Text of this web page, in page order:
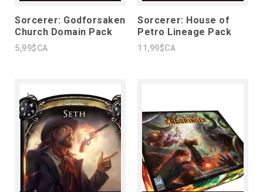
Sorcerer: Godforsaken
Church Domain Pack
5,99$CA
Sorcerer: House of
Petro Lineage Pack
11,99$CA